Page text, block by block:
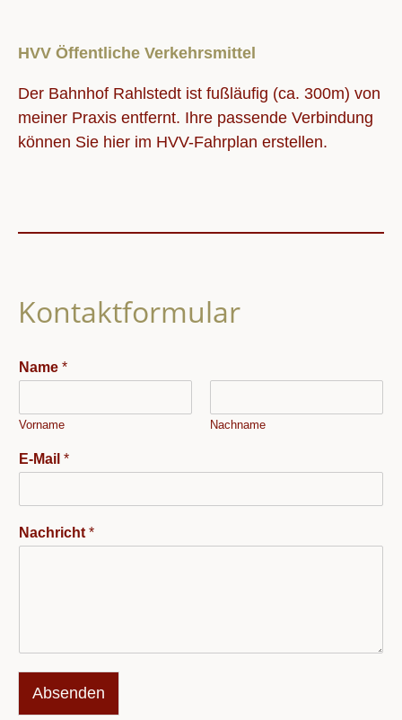
HVV Öffentliche Verkehrsmittel
Der Bahnhof Rahlstedt ist fußläufig (ca. 300m) von
meiner Praxis entfernt. Ihre passende Verbindung
können Sie hier im HVV-Fahrplan erstellen.
Kontaktformular
Name *
Vorname Nachname
E-Mail *
Nachricht *
Absenden